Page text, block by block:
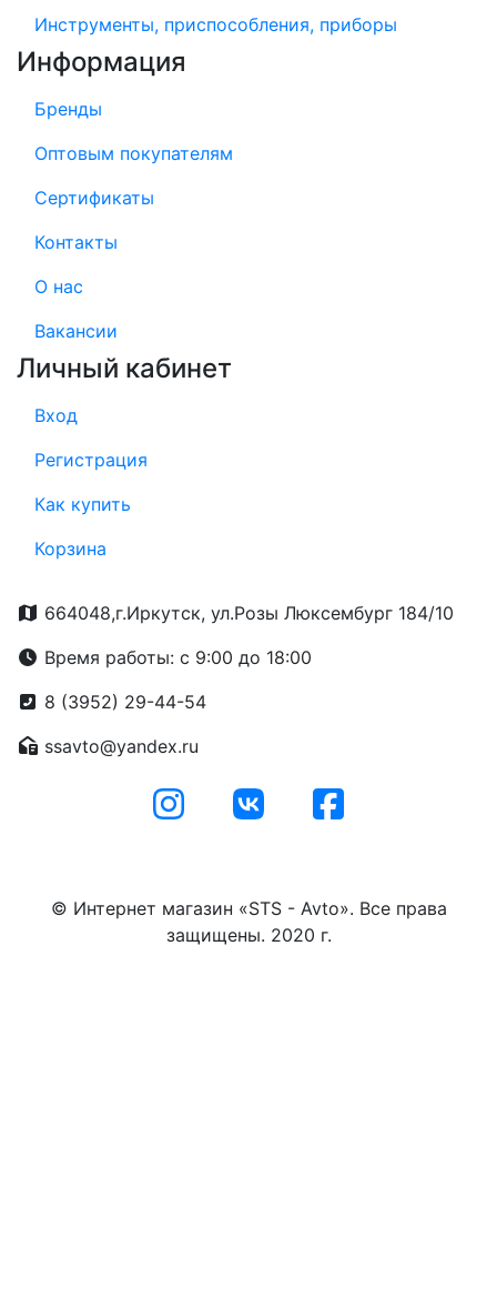
Инструменты, приспособления, приборы
Информация
Бренды
Оптовым покупателям
Сертификаты
Контакты
О нас
Вакансии
Личный кабинет
Вход
Регистрация
Как купить
Корзина
664048,г.Иркутск, ул.Розы Люксембург 184/10
Время работы: с 9:00 до 18:00
8 (3952) 29-44-54
ssavto@yandex.ru
© Интернет магазин «STS - Avto». Все права
защищены. 2020 г.